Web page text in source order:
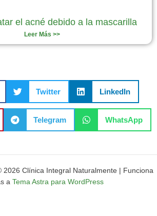
el acné debido a la mascarilla
Leer Más >>
Twitter LinkedIn
Telegram WhatsApp
2026 Clínica Integral Naturalmente | Funciona
a Tema Astra para WordPress